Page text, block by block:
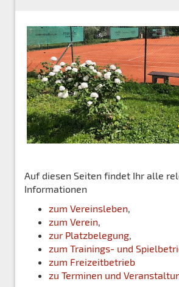
Auf diesen Seiten findet Ihr alle
Informationen
zum Vereinsleben,
zum Verein,
zur Platzbelegung,
zum Trainings- und
zum Freizeitbetrieb
zu Terminen und